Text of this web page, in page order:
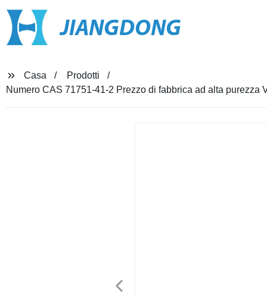
JIANGDONG
Casa
Prodotti
Numero CAS 71751-41-2 Prezzo di fabbrica ad alta purezza